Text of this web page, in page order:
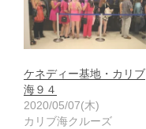
ケネディー基地・カリブ
海９４
2020/05/07(木)
カリブ海クルーズ